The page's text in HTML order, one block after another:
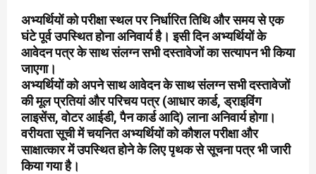
अभ्यर्थियों को परीक्षा स्थल पर निर्धारित तिथि और समय से एक
घंटे पूर्व उपस्थित होना अनिवार्य है। इसी दिन अभ्यर्थियों के
आवेदन पत्र के साथ संलग्न सभी दस्तावेजों का सत्यापन भी किया
जाएगा।
अभ्यर्थियों को अपने साथ आवेदन के साथ संलग्न सभी दस्तावेजों
की मूल प्रतियां और परिचय पत्र (आधार कार्ड, ड्राइविंग
लाइसेंस, वोटर आईडी, पैन कार्ड आदि) लाना अनिवार्य होगा।
वरीयता सूची में चयनित अभ्यर्थियों को कौशल परीक्षा और
साक्षात्कार में उपस्थित होने के लिए पृथक से सूचना पत्र भी जारी
किया गया है।